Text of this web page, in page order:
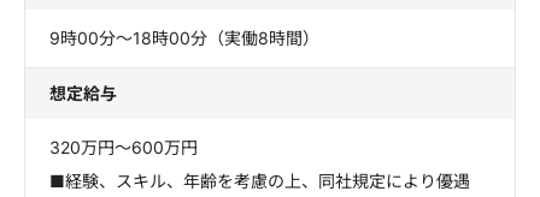
9時00分～18時00分（実働8時間）
想定給与
320万円～600万円
■経験、スキル、年齢を考慮の上、同社規定により優遇